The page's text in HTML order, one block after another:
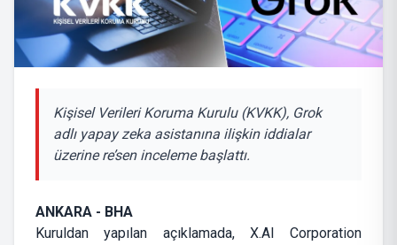
Kişisel Verileri Koruma Kurulu (KVKK), Grok
adlı yapay zeka asistanına ilişkin iddialar
üzerine re’sen inceleme başlattı.
ANKARA - BHA
Kuruldan yapılan açıklamada, X.AI Corporation